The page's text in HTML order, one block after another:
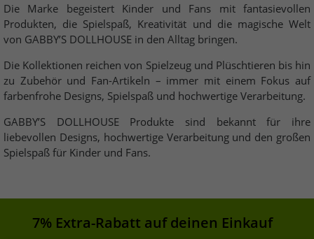
Die Marke begeistert Kinder und Fans mit fantasievollen
Produkten, die Spielspaß, Kreativität und die magische Welt
von GABBY’S DOLLHOUSE in den Alltag bringen.
Die Kollektionen reichen von Spielzeug und Plüschtieren bis hin
zu Zubehör und Fan-Artikeln – immer mit einem Fokus auf
farbenfrohe Designs, Spielspaß und hochwertige Verarbeitung.
GABBY’S DOLLHOUSE Produkte sind bekannt für ihre
liebevollen Designs, hochwertige Verarbeitung und den großen
Spielspaß für Kinder und Fans.
7% Extra-Rabatt auf deinen Einkauf